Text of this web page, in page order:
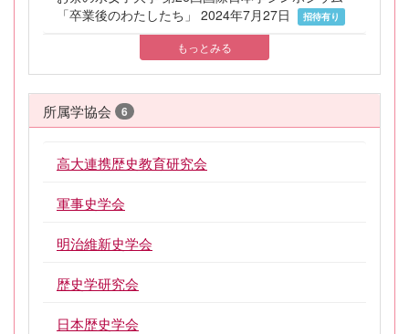
「卒業後のわたしたち」 2024年7月27日
招待有り
もっとみる
所属学協会 6
高大連携歴史教育研究会
軍事史学会
明治維新史学会
歴史学研究会
日本歴史学会